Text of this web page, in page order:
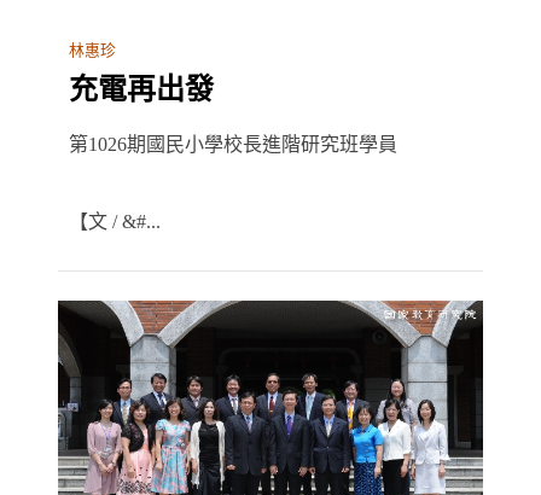
林惠珍
充電再出發
第1026期國民小學校長進階研究班學員
【文 / &#...